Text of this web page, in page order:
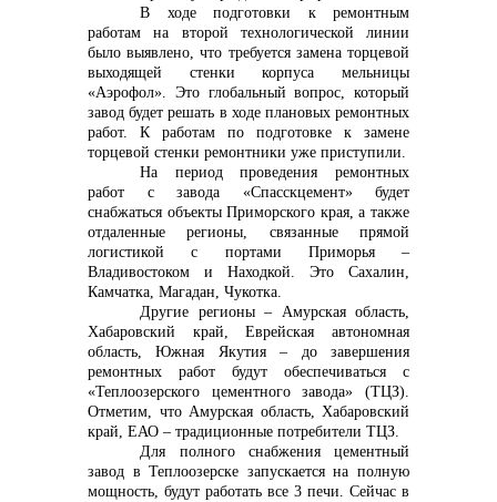
В ходе подготовки к ремонтным
работам на второй технологической линии
было выявлено, что требуется замена торцевой
выходящей стенки корпуса мельницы
«Аэрофол». Это глобальный вопрос, который
завод будет решать в ходе плановых ремонтных
работ. К работам по подготовке к замене
торцевой стенки ремонтники уже приступили.
На период проведения ремонтных
работ с завода «Спасскцемент» будет
снабжаться объекты Приморского края, а также
отдаленные регионы, связанные прямой
логистикой с портами Приморья –
Владивостоком и Находкой. Это Сахалин,
Камчатка, Магадан, Чукотка.
Другие регионы – Амурская область,
Хабаровский край, Еврейская автономная
область, Южная Якутия – до завершения
ремонтных работ будут обеспечиваться с
«Теплоозерского цементного завода» (ТЦЗ).
Отметим, что Амурская область, Хабаровский
край, ЕАО – традиционные потребители ТЦЗ.
Для полного снабжения цементный
завод в Теплоозерске запускается на полную
мощность, будут работать все 3 печи. Сейчас в